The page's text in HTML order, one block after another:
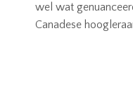
wel wat
Canadese